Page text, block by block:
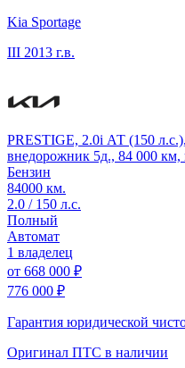
Kia Sportage
III 2013 г.в.
PRESTIGE, 2.0i АТ (150
внедорожник 5д., 84 000
Бензин
84000 км.
2.0 / 150 л.с.
Полный
Автомат
1 владелец
от 668 000 ₽
776 000 ₽
Гарантия юридической
Оригинал ПТС в наличии